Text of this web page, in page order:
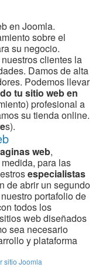
en Joomla.
sobre el
su negocio.
clientes la
Damos de alta
Podemos llevar
tu sitio web en
profesional a
su tienda online.
s).
web,
para las
especialistas
de abrir un segundo
portafolio de
todos los
web diseñados
sea necesario
y plataforma
sitio Joomla